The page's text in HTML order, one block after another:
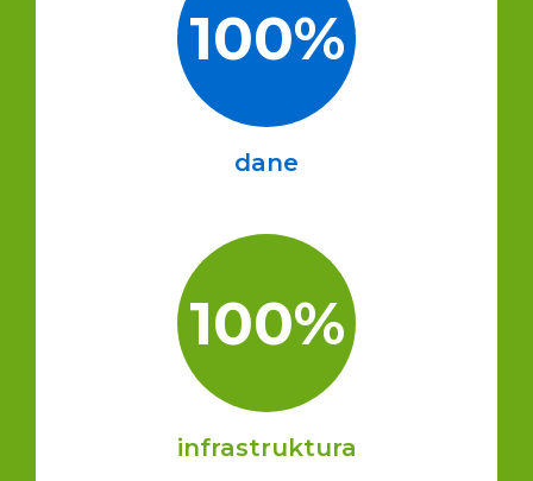
100%
dane
100%
infrastruktura